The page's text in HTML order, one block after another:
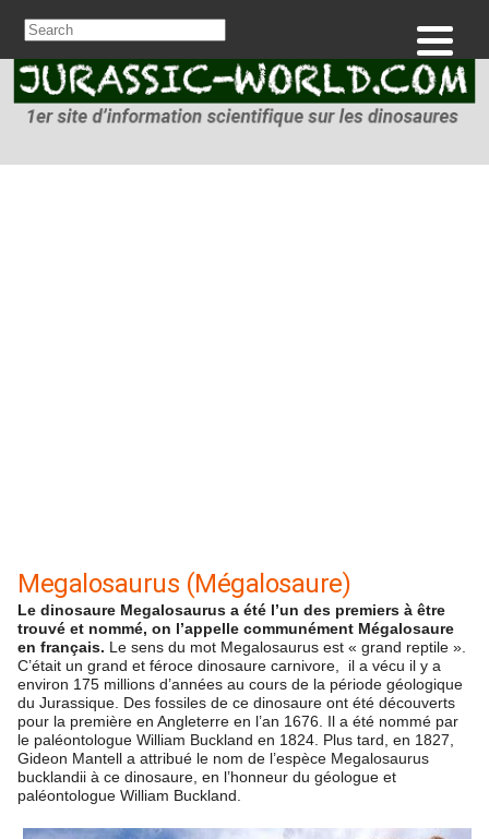
Megalosaurus (Mégalosaure)
Le dinosaure Megalosaurus a été l’un des premiers à être
trouvé et nommé, on l’appelle communément Mégalosaure
en français. Le sens du mot Megalosaurus est « grand reptile ».
C’était un grand et féroce dinosaure carnivore, il a vécu il y a
environ 175 millions d’années au cours de la période géologique
du Jurassique. Des fossiles de ce dinosaure ont été découverts
pour la première en Angleterre en l’an 1676. Il a été nommé par
le paléontologue William Buckland en 1824. Plus tard, en 1827,
Gideon Mantell a attribué le nom de l’espèce Megalosaurus
bucklandii à ce dinosaure, en l’honneur du géologue et
paléontologue William Buckland.